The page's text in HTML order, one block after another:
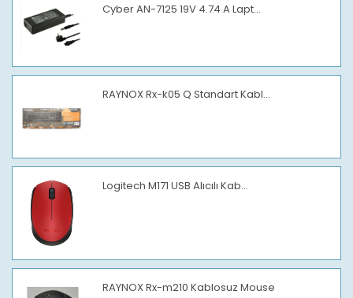
Cyber AN-7125 19V 4.74 A Lapt...
RAYNOX Rx-k05 Q Standart Kabl...
Logitech M171 USB Alıcılı Kab...
RAYNOX Rx-m210 Kablosuz Mouse